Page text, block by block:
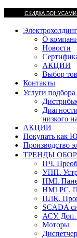
СКИДКА БОНУСАМИ
Электрохолдинг
О
Новости
АКЦИИ
Выбор
Контакты
Услуги подбора
низкого
АКЦИИ
Покупать как
Производство
ТРЕНДЫ
ПЧ.
УПП.
HMI.
HMI РС.
ПЛК.
SCADA
АСУ. Доп.
Моторы